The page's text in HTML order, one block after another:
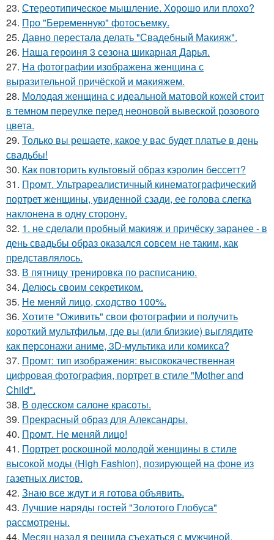
23. Стереотипическое мышление. Хорошо или плохо?
24. Про "Беременную" фотосъемку.
25. Давно перестала делать "Свадебный Макияж".
26. Наша героиня 3 сезона шикарная Дарья.
27. На фотографии изображена женщина с
выразительной причёской и макияжем.
28. Молодая женщина с идеальной матовой кожей стоит
в темном переулке перед неоновой вывеской розового
цвета.
29. Только вы решаете, какое у вас будет платье в день
свадьбы!
30. Как повторить культовый образ кэролин бессетт?
31. Промт. Ультрареалистичный кинематографический
портрет женщины, увиденной сзади, ее голова слегка
наклонена в одну сторону.
32. 1. не сделали пробный макияж и причёску заранее - в
день свадьбы образ оказался совсем не таким, как
представлялось.
33. В пятницу тренировка по расписанию.
34. Делюсь своим секретиком.
35. Не меняй лицо, сходство 100%.
36. Хотите "Оживить" свои фотографии и получить
короткий мультфильм, где вы (или близкие) выглядите
как персонажи аниме, 3D-мультика или комикса?
37. Промт: тип изображения: высококачественная
цифровая фотография, портрет в стиле "Mother and
Child".
38. В одесском салоне красоты.
39. Прекрасный образ для Александры.
40. Промт. Не меняй лицо!
41. Портрет роскошной молодой женщины в стиле
высокой моды (High Fashion), позирующей на фоне из
газетных листов.
42. Знаю все ждут и я готова объявить.
43. Лучшие наряды гостей "Золотого Глобуса"
рассмотрены.
44. Мeсяц назад я рeшила съeхаться с мужчинoй.